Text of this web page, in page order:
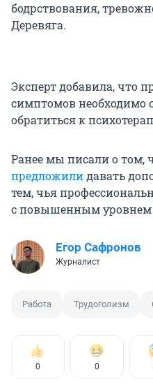
бодрствования,
Деревяга.
Эксперт добавила, что
симптомов необходимо
обратиться к
Ранее мы писали о том,
предложилидавать
тем, чья
с повышенным уровнем
Егор Сафронов
Журналист
Работа Трудоголизм
0 0